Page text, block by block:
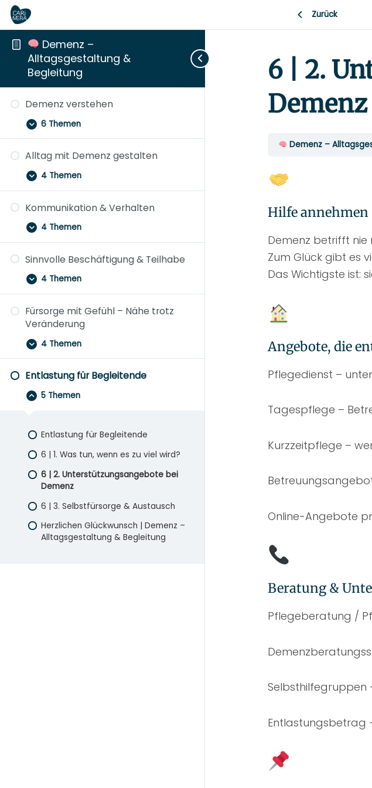
​ Demenz –
Alltagsgestaltung &
Begleitung
Demenz verstehen
Aufklappen
Demenz
verstehen
6 Themen
Alltag mit Demenz gestalten
Aufklappen
Alltag
mit
Demenz
gestalten
4 Themen
Kommunikation & Verhalten
Aufklappen
Kommunikation
&
Verhalten
4 Themen
Sinnvolle Beschäftigung & Teilhabe
Aufklappen
Sinnvolle
Beschäftigung
&
Teilhabe
4 Themen
Fürsorge mit Gefühl – Nähe trotz
Veränderung
Aufklappen
Fürsorge
mit
Gefühl
–
Nähe
trotz
4 Themen
Entlastung für Begleitende
Zuklappen
Entlastung
für
Begleitende
5 Themen
Entlastung für Begleitende
6 | 1. Was tun, wenn es zu viel wird?
6 | 2. Unterstützungsangebote bei
Demenz
6 | 3. Selbstfürsorge & Austausch
Herzlichen Glückwunsch | Demenz –
Alltagsgestaltung & Begleitung
Zurück
6 | 2.
Demenz
Demenz –
Hilfe annehmen
Demenz betrifft nie
Zum Glück gibt es
Das Wichtigste ist:
Angebote, die
Pflegedienst –
Tagespflege –
Kurzzeitpflege –
Online-Angebote
Beratung &
Pflegeberatung /
Selbsthilfegruppen
Entlastungsbetrag